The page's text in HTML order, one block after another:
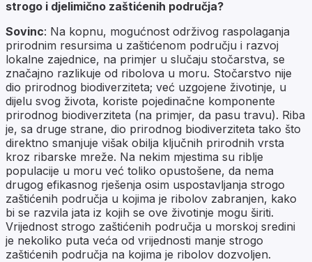
strogo i djelimično zaštićenih područja?
Sovinc: Na kopnu, mogućnost održivog raspolaganja
prirodnim resursima u zaštićenom području i razvoj
lokalne zajednice, na primjer u slučaju stočarstva, se
značajno razlikuje od ribolova u moru. Stočarstvo nije
dio prirodnog biodiverziteta; već uzgojene životinje, u
dijelu svog života, koriste pojedinačne komponente
prirodnog biodiverziteta (na primjer, da pasu travu). Riba
je, sa druge strane, dio prirodnog biodiverziteta tako što
direktno smanjuje višak obilja ključnih prirodnih vrsta
kroz ribarske mreže. Na nekim mjestima su riblje
populacije u moru već toliko opustošene, da nema
drugog efikasnog rješenja osim uspostavljanja strogo
zaštićenih područja u kojima je ribolov zabranjen, kako
bi se razvila jata iz kojih se ove životinje mogu širiti.
Vrijednost strogo zaštićenih područja u morskoj sredini
je nekoliko puta veća od vrijednosti manje strogo
zaštićenih područja na kojima je ribolov dozvoljen.